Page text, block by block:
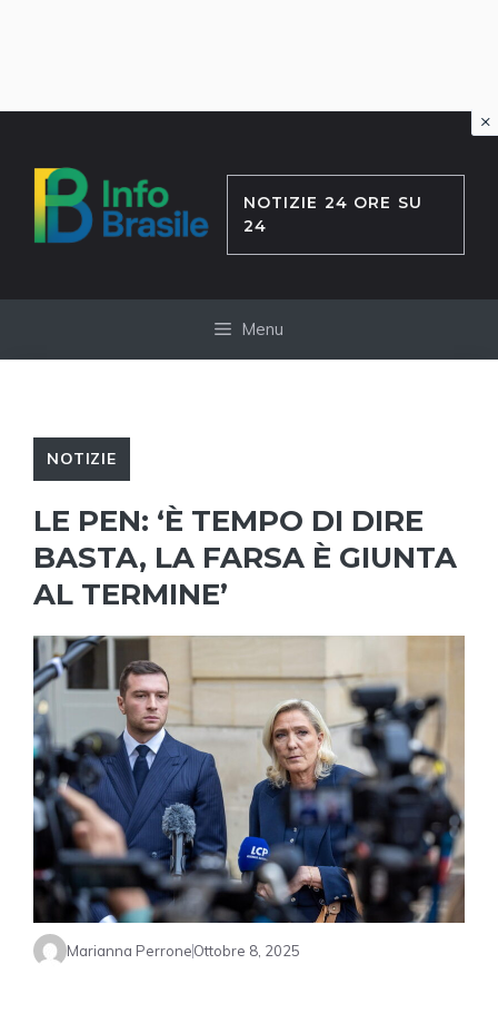
contenuto
NOTIZIE 24 ORE SU
24
Menu
NOTIZIE
LE PEN: ‘È TEMPO DI DIRE
BASTA, LA FARSA È GIUNTA
AL TERMINE’
Marianna PerroneOttobre 8, 2025
×